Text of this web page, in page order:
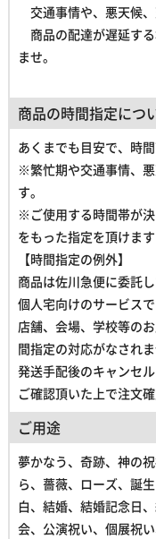
交通事情や、悪天候
商品の配達が遅延す
ませ。
商品の時間指定につ
あくまでも目安で、時
※繁忙期や交通事情、
す。
※ご使用する時間帯が
をもった指定を頂けま
【時間指定の例外】
商品は佐川急便に委託
個人宅向けのサービスで
店舗、会場、学校等の
間指定の対応がなされま
発送手配後のキャンセル
ご確認頂いた上で注文
ご用途
夢かなう、奇跡、神の
ら、薔薇、ローズ、誕
白、結婚、結婚記念日
会、公演祝い、個展祝